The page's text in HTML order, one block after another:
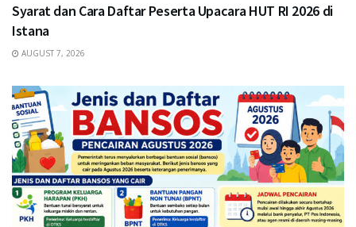
Syarat dan Cara Daftar Peserta Upacara HUT RI 2026 di
Istana
AUGUST 7, 2026